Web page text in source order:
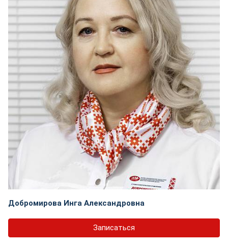
Добромирова Инга Александровна
Записаться